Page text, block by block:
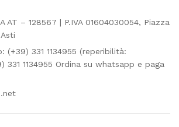
AT – 128567 | P.IVA 01604030054, Piazza
(+39) 331 1134955 (reperibilità:
331 1134955 Ordina su whatsapp e paga